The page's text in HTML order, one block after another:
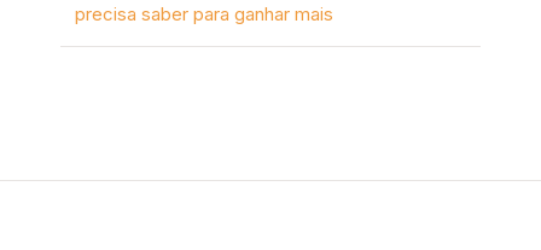
precisa saber para ganhar mais